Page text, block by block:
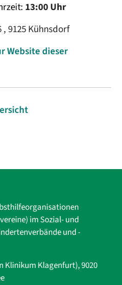
13:00 Uhr
9125 Kühnsdorf
Website dieser
im Sozial- und
und ­-
Klinikum Klagenfurt), 9020